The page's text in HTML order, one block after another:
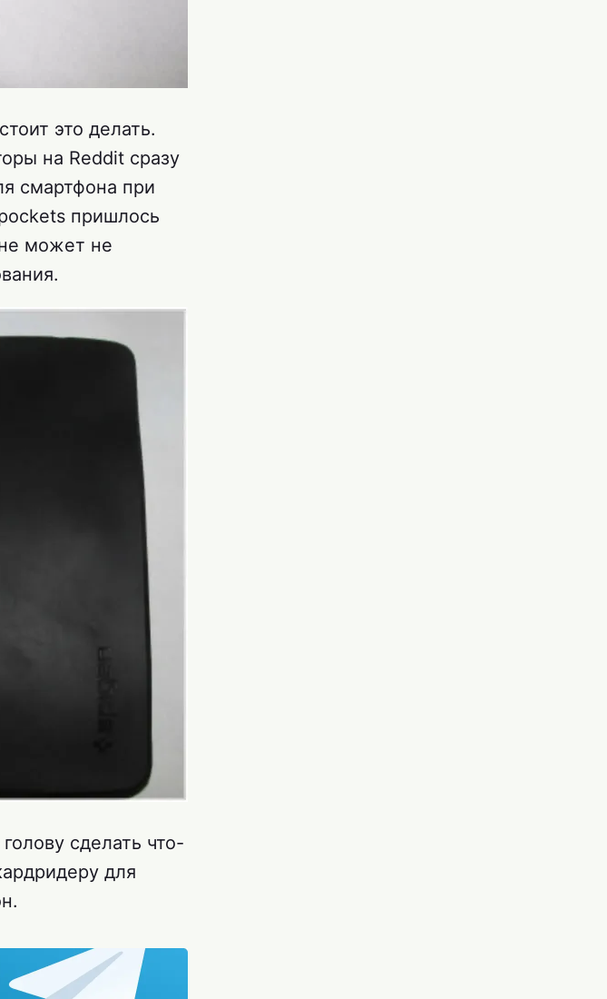
это делать.
на Reddit сразу
смартфона при
пришлось
может не
сделать что-
для